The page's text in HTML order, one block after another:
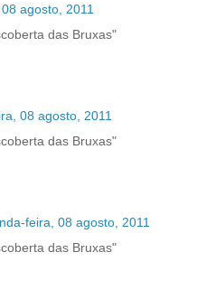
agosto, 2011
das Bruxas"
08 agosto, 2011
das Bruxas"
feira, 08 agosto, 2011
das Bruxas"